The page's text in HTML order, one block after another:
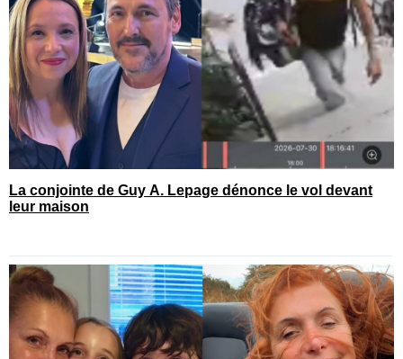
La conjointe de Guy A. Lepage dénonce le vol devant
leur maison